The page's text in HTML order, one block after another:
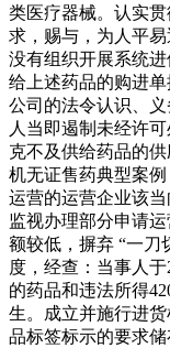
类医疗器械。认实
求，赐与，为人平
没有组织开展系统
给上述药品的购进
公司的法令认识、
人当即遏制未经许
克不及供给药品的
机无证售药典型案
运营的运营企业该
监视办理部分申请
额较低，摒弃 “一刀
度，经查：当事人
的药品和违法所得
生。成立并施行进
品标签标示的要求